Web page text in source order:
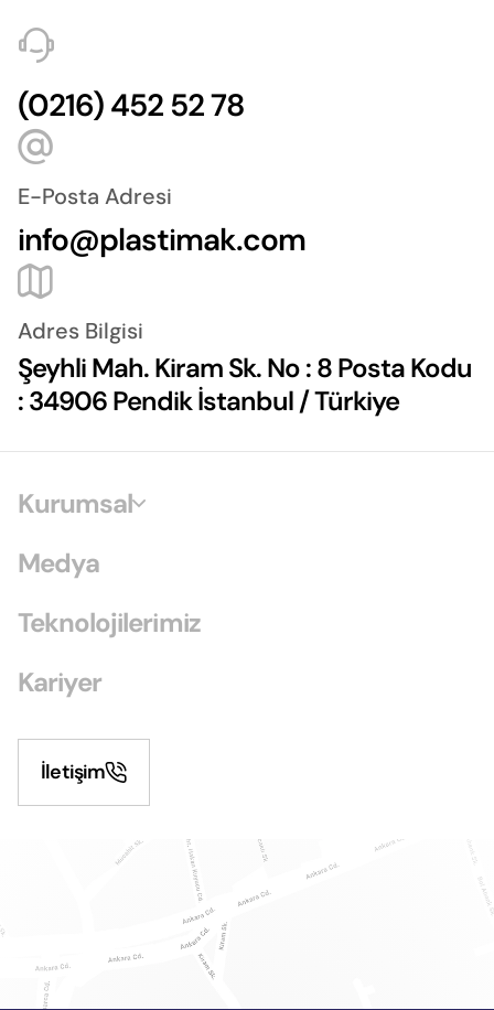
(0216) 452 52 78
E-Posta Adresi
info@plastimak.com
Adres Bilgisi
Şeyhli Mah. Kiram Sk. No : 8 Posta Kodu
: 34906 Pendik İstanbul / Türkiye
Kurumsal
Medya
Teknolojilerimiz
Kariyer
İletişim